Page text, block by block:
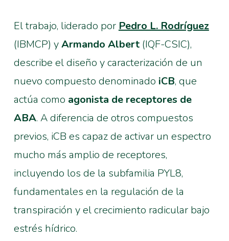
El trabajo, liderado por Pedro L. Rodríguez
(IBMCP) yArmando Albert(IQF-CSIC),
describe el diseño y caracterización de un
nuevo compuesto denominado iCB, que
actúa como agonista de receptores de
ABA. A diferencia de otros compuestos
previos, iCB es capaz de activar un espectro
mucho más amplio de receptores,
incluyendo los de la subfamilia PYL8,
fundamentales en la regulación de la
transpiración y el crecimiento radicular bajo
estrés hídrico.